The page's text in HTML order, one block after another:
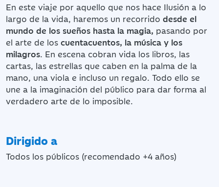
En este viaje por aquello que nos hace Ilusión a lo
largo de la vida, haremos un recorrido desde el
mundo de los sueños hasta la magia, pasando por
el arte de los cuentacuentos, la música y los
milagros. En escena cobran vida los libros, las
cartas, las estrellas que caben en la palma de la
mano, una viola e incluso un regalo. Todo ello se
une a la imaginación del público para dar forma al
verdadero arte de lo imposible.
Dirigido a
Todos los públicos (recomendado +4 años)